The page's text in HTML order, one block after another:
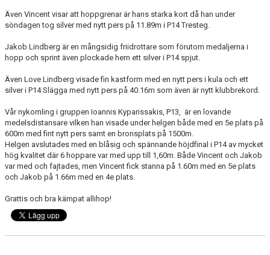
Även Vincent visar att hoppgrenar är hans starka kort då han under
söndagen tog silver med nytt pers på 11.89m i P14 Tresteg.
Jakob Lindberg är en mångsidig friidrottare som förutom medaljerna i
hopp och sprint även plockade hem ett silver i P14 spjut.
Även Love Lindberg visade fin kastform med en nytt pers i kula och ett
silver i P14 Slägga med nytt pers på 40.16m som även är nytt klubbrekord.
Vår nykomling i gruppen Ioannis Kyparissakis, P13, är en lovande
medelsdistansare vilken han visade under helgen både med en 5e plats på
600m med fint nytt pers samt en bronsplats på 1500m.
Helgen avslutades med en blåsig och spännande höjdfinal i P14 av mycket
hög kvalitet där 6 hoppare var med upp till 1,60m. Både Vincent och Jakob
var med och fajtades, men Vincent fick stanna på 1.60m med en 5e plats
och Jakob på 1.66m med en 4e plats.
Grattis och bra kämpat allihop!